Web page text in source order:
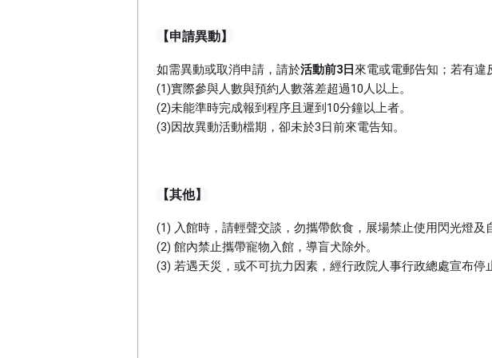
【申請異動】
如需異動或取消申請，請於活動前3日 來電或電郵告知；若有
(1)實際參與人數與預約人數落差超過10人以上。
(2)未能準時完成報到程序且遲到10分鐘以上者。
(3)因故異動活動檔期，卻未於3日前來電告知。
【其他】
(1) 入館時，請輕聲交談，勿攜帶飲食，展場禁止使用閃光燈及
(2) 館內禁止攜帶寵物入館，導盲犬除外。
(3) 若遇天災，或不可抗力因素，經行政院人事行政總處宣布